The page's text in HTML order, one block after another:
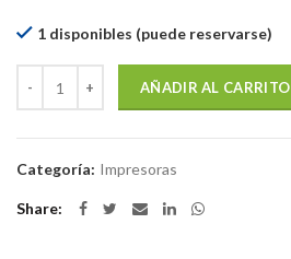
1 disponibles (puede reservarse)
AÑADIR AL CARRITO
Categoría: Impresoras
Share